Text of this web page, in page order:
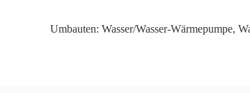
Umbauten: Wasser/Wasser-Wärmepumpe,